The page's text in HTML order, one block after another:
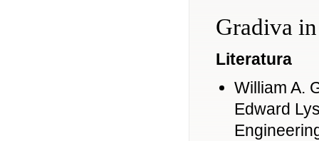
Gradiva
Literatura
William A.
Edward